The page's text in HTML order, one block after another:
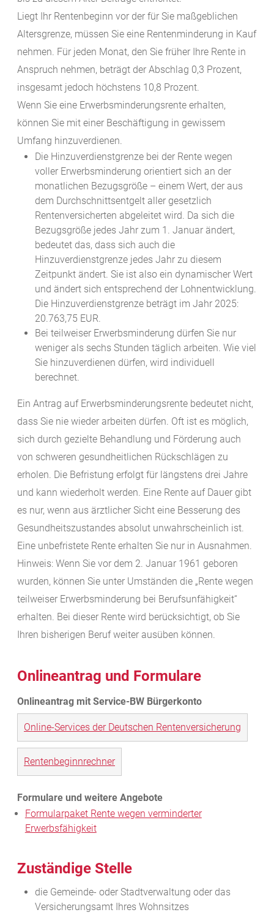
Liegt Ihr Rentenbeginn vor der für Sie maßgeblichen
Altersgrenze, müssen Sie eine Rentenminderung in Kauf
nehmen. Für jeden Monat, den Sie früher Ihre Rente in
Anspruch nehmen, beträgt der Abschlag 0,3 Prozent,
insgesamt jedoch höchstens 10,8 Prozent.
Wenn Sie eine Erwerbsminderungsrente erhalten,
können Sie mit einer Beschäftigung in gewissem
Umfang hinzuverdienen.
Die Hinzuverdienstgrenze bei der Rente wegen
voller Erwerbsminderung orientiert sich an der
monatlichen Bezugsgröße – einem Wert, der aus
dem Durchschnittsentgelt aller gesetzlich
Rentenversicherten abgeleitet wird. Da sich die
Bezugsgröße jedes Jahr zum 1. Januar ändert,
bedeutet das, dass sich auch die
Hinzuverdienstgrenze jedes Jahr zu diesem
Zeitpunkt ändert. Sie ist also ein dynamischer Wert
und ändert sich entsprechend der Lohnentwicklung.
Die Hinzuverdienstgrenze beträgt im Jahr 2025:
20.763,75 EUR.
Bei teilweiser Erwerbsminderung dürfen Sie nur
weniger als sechs Stunden täglich arbeiten. Wie viel
Sie hinzuverdienen dürfen, wird individuell
berechnet.
Ein Antrag auf Erwerbsminderungsrente bedeutet nicht,
dass Sie nie wieder arbeiten dürfen. Oft ist es möglich,
sich durch gezielte Behandlung und Förderung auch
von schweren gesundheitlichen Rückschlägen zu
erholen. Die Befristung erfolgt für längstens drei Jahre
und kann wiederholt werden. Eine Rente auf Dauer gibt
es nur, wenn aus ärztlicher Sicht eine Besserung des
Gesundheitszustandes absolut unwahrscheinlich ist.
Eine unbefristete Rente erhalten Sie nur in Ausnahmen.
Hinweis: Wenn Sie vor dem 2. Januar 1961 geboren
wurden, können Sie unter Umständen die „Rente wegen
teilweiser Erwerbsminderung bei Berufsunfähigkeit“
erhalten. Bei dieser Rente wird berücksichtigt, ob Sie
Ihren bisherigen Beruf weiter ausüben können.
Onlineantrag und Formulare
Online-Services der Deutschen Rentenversicherung
Rentenbeginnrechner
Formularpaket Rente wegen verminderter
Erwerbsfähigkeit
Zuständige Stelle
die Gemeinde- oder Stadtverwaltung oder das
Versicherungsamt Ihres Wohnsitzes